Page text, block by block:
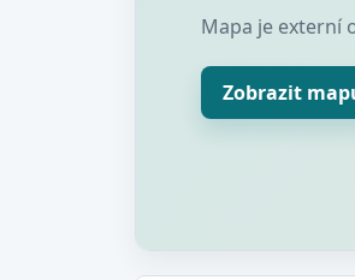
Mapa je externí
Zobrazit